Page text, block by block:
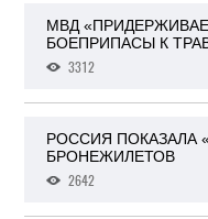
МВД
БОЕПРИПАСЫ К
3312
РОССИЯ ПОКАЗАЛА
БРОНЕЖИЛЕТОВ
2642